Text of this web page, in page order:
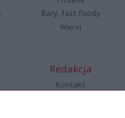
Bary, fast foody
Więcej
Redakcja
Kontakt